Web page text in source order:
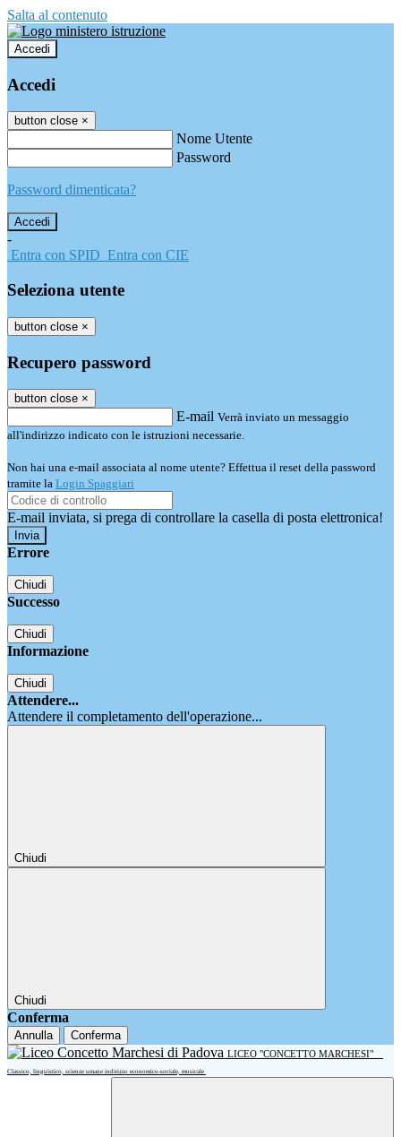
Salta al contenuto
Accedi
Accedi
button close ×
Nome Utente
Password
Password dimenticata?
-
Entra con SPID Entra con CIE
Seleziona utente
button close ×
Recupero password
button close ×
E-mail Verrà inviato un messaggio
all'indirizzo indicato con le istruzioni necessarie.
Non hai una e-mail associata al nome utente? Effettua il reset della password
tramite la Login Spaggiari
E-mail inviata, si prega di controllare la casella di posta elettronica!
Errore
Chiudi
Successo
Chiudi
Informazione
Chiudi
Attendere...
Attendere il completamento dell'operazione...
Chiudi
Chiudi
Conferma
Annulla Conferma
LICEO "CONCETTO MARCHESI"
Classico, linguistico, scienze umane indirizzo economico-sociale, musicale